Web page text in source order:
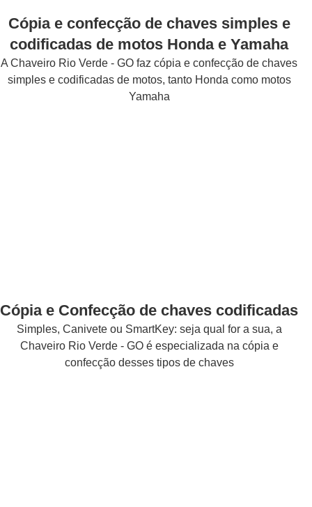
Cópia e confecção de chaves simples e
codificadas de motos Honda e Yamaha
A Chaveiro Rio Verde - GO faz cópia e confecção de chaves
simples e codificadas de motos, tanto Honda como motos
Yamaha
Cópia e Confecção de chaves codificadas
Simples, Canivete ou SmartKey: seja qual for a sua, a
Chaveiro Rio Verde - GO é especializada na cópia e
confecção desses tipos de chaves